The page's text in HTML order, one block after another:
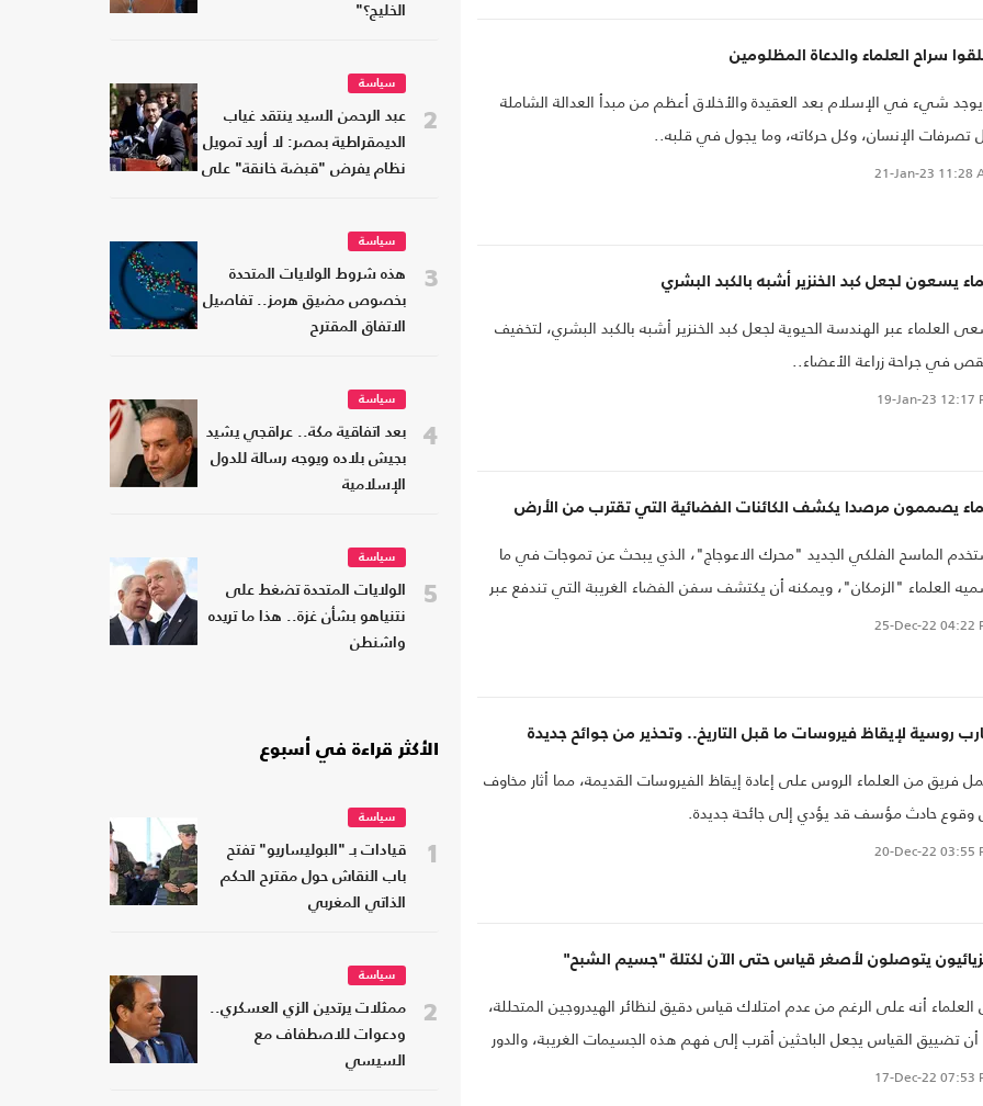
سراح العلماء والدعاة المظلومين
يوجد شيء في الإسلام بعد العقيدة والأخلاق أعظم من مبدأ العدالة الشاملة
تصرفات الإنسان، وكل حركاته، وما يجول في قلبه..
21-Jan-23 11:28
يسعون لجعل كبد الخنزير أشبه بالكبد البشري
العلماء عبر الهندسة الحيوية لجعل كبد الخنزير أشبه بالكبد البشري، لتخفيف
في جراحة زراعة الأعضاء..
19-Jan-23 12:17
يصممون مرصدا يكشف الكائنات الفضائية التي تقترب من الأرض
الماسح الفلكي الجديد "محرك الاعوجاج"، الذي يبحث عن تموجات في ما
العلماء "الزمكان"، ويمكنه أن يكتشف سفن الفضاء الغريبة التي تندفع عبر
درب التبانة..
25-Dec-22 04:22
روسية لإيقاظ فيروسات ما قبل التاريخ.. وتحذير من جوائح جديدة
فريق من العلماء الروس على إعادة إيقاظ الفيروسات القديمة، مما أثار مخاوف
وقوع حادث مؤسف قد يؤدي إلى جائحة جديدة.
20-Dec-22 03:55
يتوصلون لأصغر قياس حتى الآن لكتلة "جسيم الشبح"
العلماء أنه على الرغم من عدم امتلاك قياس دقيق لنظائر الهيدروجين المتحللة،
أن تضييق القياس يجعل الباحثين أقرب إلى فهم هذه الجسيمات الغريبة، والدور
تلعبه في الكون، وتأثيرها على نظريات الفيزياء الحالية.
17-Dec-22 07:53
الخليج؟"
2
سياسة
عبد الرحمن السيد ينتقد غياب
الديمقراطية بمصر: لا أريد تمويل
نظام يفرض "قبضة خانقة" على
3
سياسة
هذه شروط الولايات المتحدة
بخصوص مضيق هرمز.. تفاصيل
الاتفاق المقترح
4
سياسة
بعد اتفاقية مكة.. عراقجي يشيد
بجيش بلاده ويوجه رسالة للدول
الإسلامية
5
سياسة
الولايات المتحدة تضغط على
نتنياهو بشأن غزة.. هذا ما تريده
واشنطن
الأكثر قراءة في أسبوع
1
سياسة
قيادات بـ "البوليساريو" تفتح
باب النقاش حول مقترح الحكم
الذاتي المغربي
2
سياسة
ممثلات يرتدين الزي العسكري..
ودعوات للاصطفاف مع
السيسي